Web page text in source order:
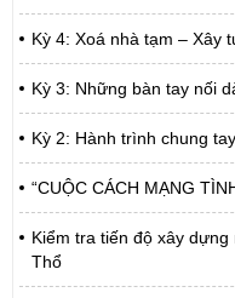
Kỳ 4: Xoá nhà tạm – Xây
Kỳ 3: Những bàn tay nối
Kỳ 2: Hành trình chung
“CUỘC CÁCH MẠNG
Kiểm tra tiến độ xây
Thổ